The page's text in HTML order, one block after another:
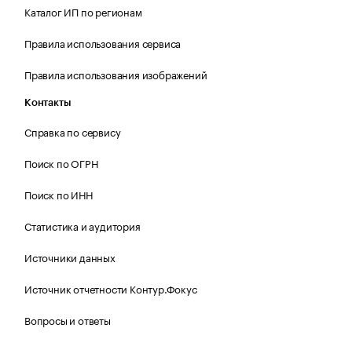
Каталог ИП по регионам
Правила использования сервиса
Правила использования изображений
Контакты
Справка по сервису
Поиск по ОГРН
Поиск по ИНН
Статистика и аудитория
Источники данных
Источник отчетности Контур.Фокус
Вопросы и ответы